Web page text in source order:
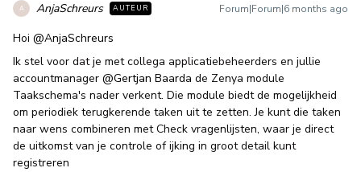
A AnjaSchreurs AUTEUR Forum|Forum|6 months ago
Hoi ​ @AnjaSchreurs
Ik stel voor dat je met collega applicatiebeheerders en jullie
accountmanager ​ @Gertjan Baarda de Zenya module
Taakschema's nader verkent. Die module biedt de mogelijkheid
om periodiek terugkerende taken uit te zetten. Je kunt die taken
naar wens combineren met Check vragenlijsten, waar je direct
de uitkomst van je controle of ijking in groot detail kunt
registreren